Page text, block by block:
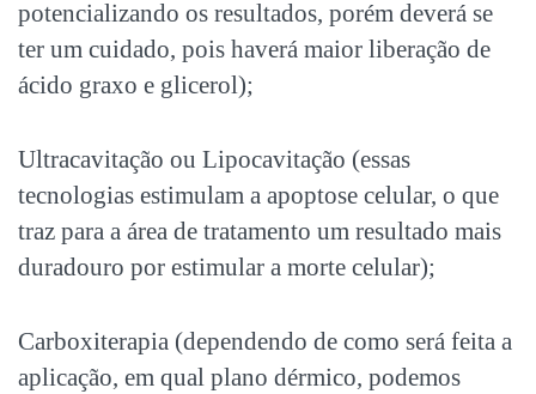
potencializando os resultados, porém deverá se
ter um cuidado, pois haverá maior liberação de
ácido graxo e glicerol);
Ultracavitação ou Lipocavitação (essas
tecnologias estimulam a apoptose celular, o que
traz para a área de tratamento um resultado mais
duradouro por estimular a morte celular);
Carboxiterapia (dependendo de como será feita a
aplicação, em qual plano dérmico, podemos